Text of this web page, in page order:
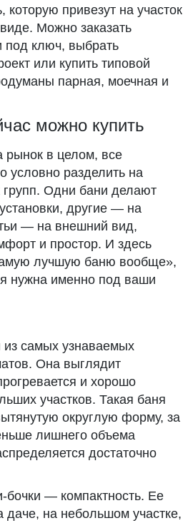
которую привезут на участок
Можно заказать
под ключ, выбрать
или купить типовой
парная, моечная и
можно купить
рынок в целом, все
условно разделить на
групп. Одни бани делают
другие — на
— на внешний вид,
и простор. И здесь
лучшую баню вообще»,
нужна именно под ваши
самых узнаваемых
Она выглядит
и хорошо
участков. Такая баня
округлую форму, за
лишнего объема
достаточно
— компактность. Ее
даче, на небольшом участке,